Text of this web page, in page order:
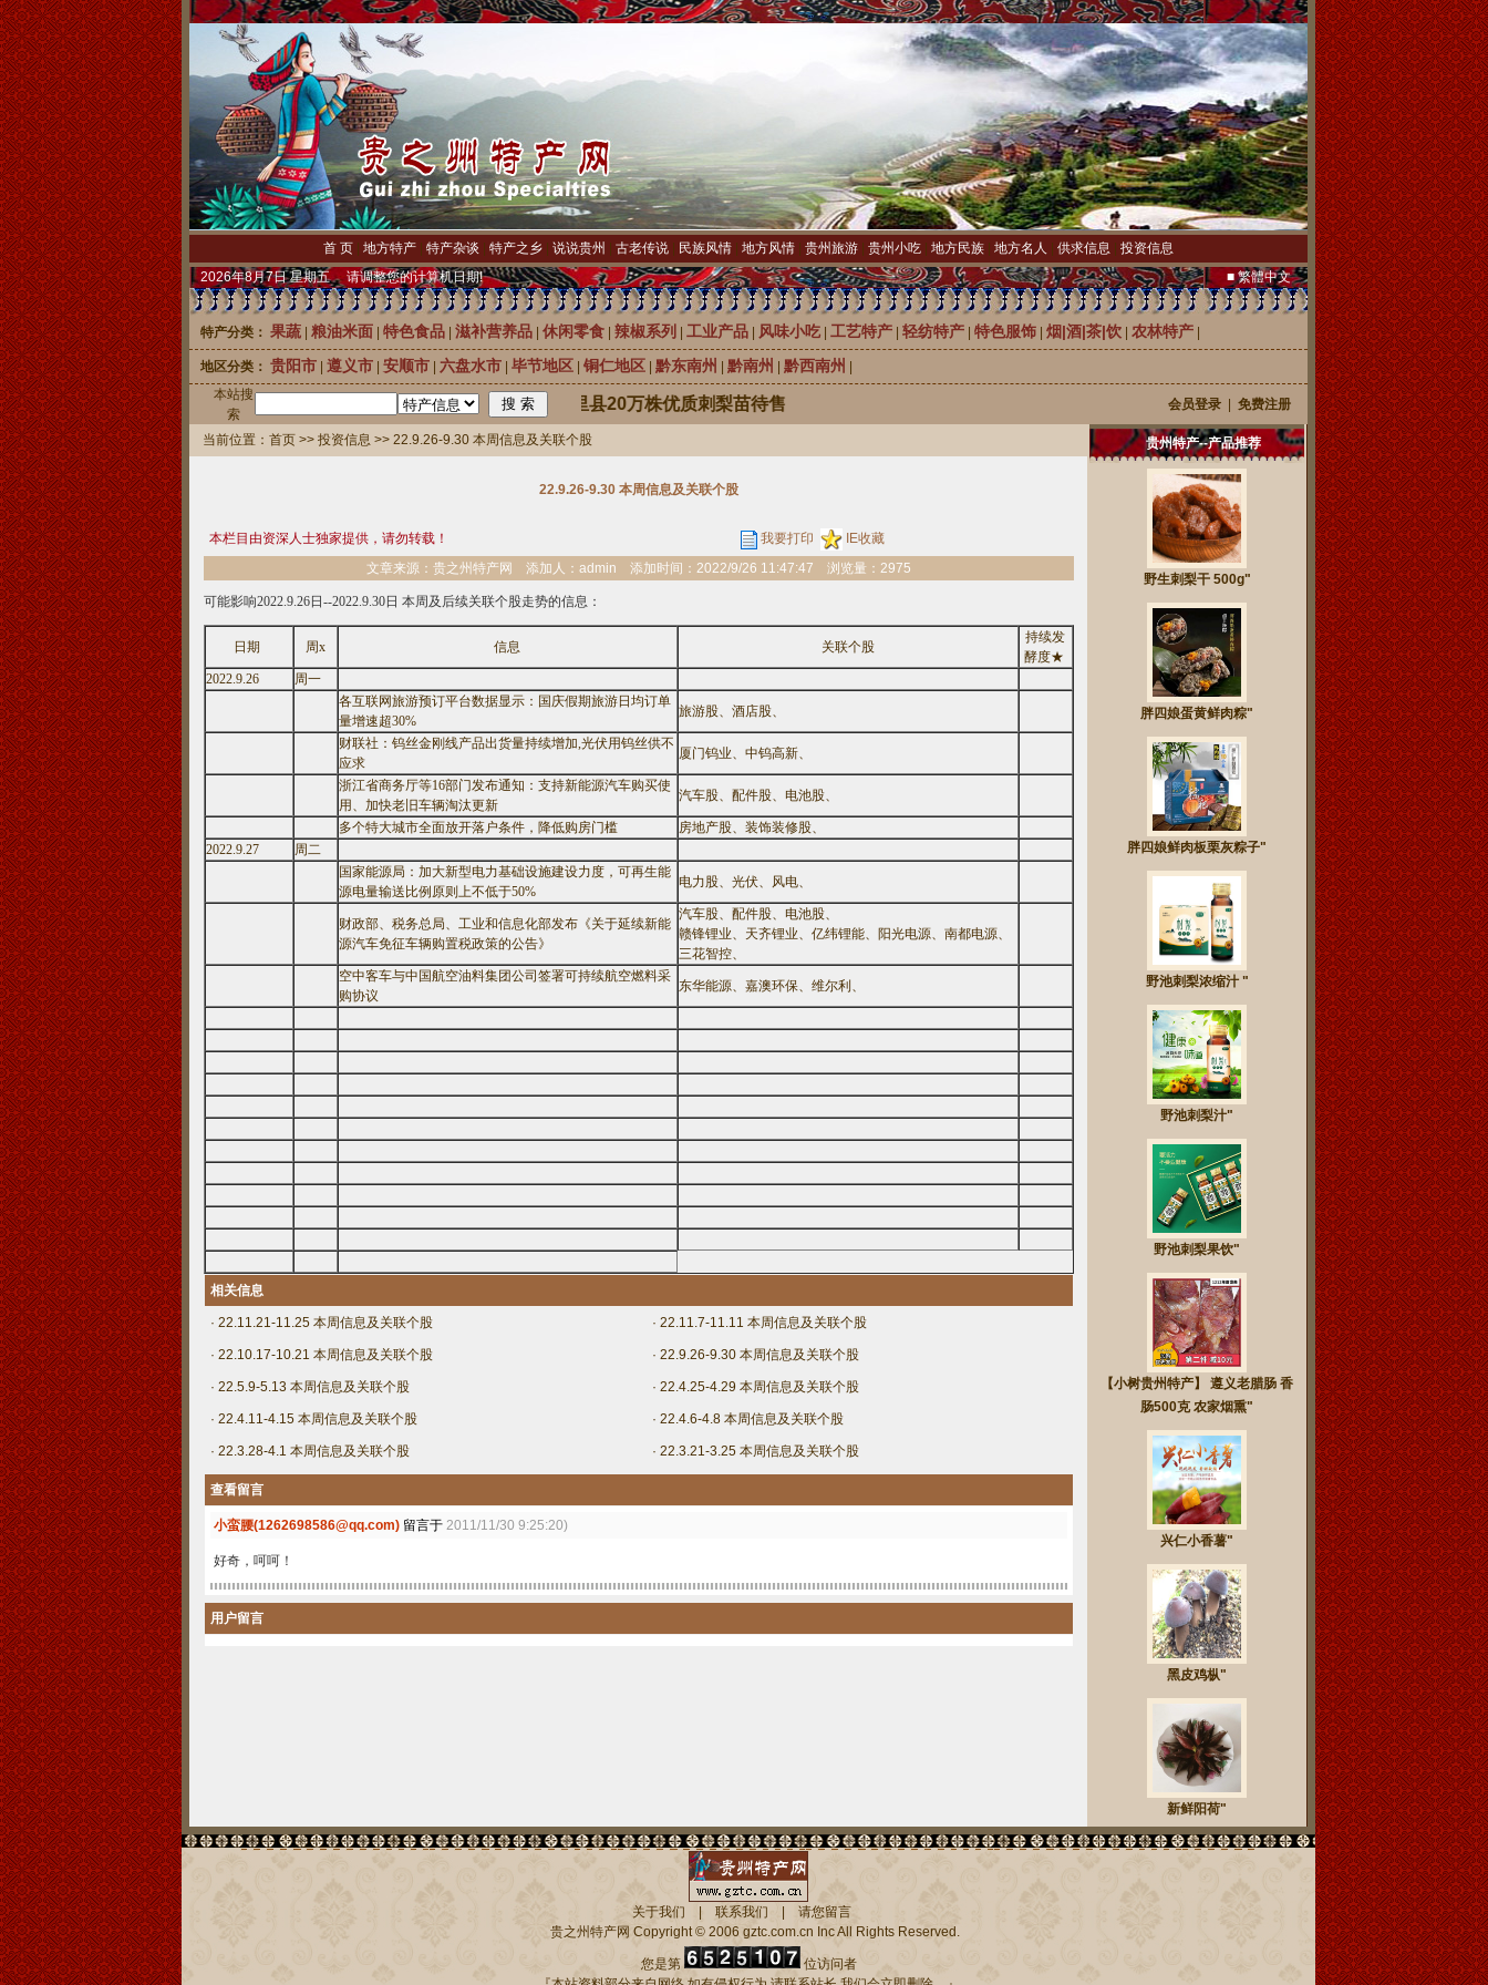
首 页 地方特产 特产杂谈 特产之乡 说说贵州 古老传说 民族风情 地方风情 贵州旅游 贵州小吃 地方民族 地方名人 供求信息
投资信息
2026年8月7日 星期五 请调整您的计算机日期!
■ 繁體中文
特产分类： 果蔬 粮油米面 特色食品 滋补营养品 休闲零食 辣椒系列 工业产品 风味小吃 工艺特产 轻纺特产 特色服饰 烟|酒|茶|饮 农林特产
地区分类： 贵阳市 遵义市 安顺市 六盘水市 毕节地区 铜仁地区 黔东南州 黔南州 黔西南州
本站搜
索
中国刺梨之乡龙里县20万株优质刺梨苗待售 会员登录 免费注册
当前位置： 首页 >> 投资信息 >> 22.9.26-9.30 本周信息及关联个股
22.9.26-9.30 本周信息及关联个股
本栏目由资深人士独家提供，请勿转载！ 我要打印
IE收藏
文章来源：贵之州特产网 添加人：admin 添加时间：2022/9/26 11:47:47 浏览量：2975
可能影响2022.9.26日--2022.9.30日 本周及后续关联个股走势的信息：
日期 周x 信息 关联个股
持续发
酵度★
2022.9.26
周一
各互联网旅游预订平台数据显示：国庆假期旅游日均订单
量增速超30%
旅游股、酒店股、
财联社：钨丝金刚线产品出货量持续增加,光伏用钨丝供不
应求
厦门钨业、中钨高新、
浙江省商务厅等16部门发布通知：支持新能源汽车购买使
用、加快老旧车辆淘汰更新
汽车股、配件股、电池股、
多个特大城市全面放开落户条件，降低购房门槛
房地产股、装饰装修股、
2022.9.27
周二
国家能源局：加大新型电力基础设施建设力度，可再生能
源电量输送比例原则上不低于50%
电力股、光伏、风电、
财政部、税务总局、工业和信息化部发布《关于延续新能
源汽车免征车辆购置税政策的公告》
汽车股、配件股、电池股、
赣锋锂业、天齐锂业、亿纬锂能、阳光电源、南都电源、
三花智控、
空中客车与中国航空油料集团公司签署可持续航空燃料采
购协议
东华能源、嘉澳环保、维尔利、
相关信息
· 22.11.21-11.25 本周信息及关联个股 · 22.11.7-11.11 本周信息及关联个股
· 22.10.17-10.21 本周信息及关联个股 · 22.9.26-9.30 本周信息及关联个股
· 22.5.9-5.13 本周信息及关联个股 · 22.4.25-4.29 本周信息及关联个股
· 22.4.11-4.15 本周信息及关联个股 · 22.4.6-4.8 本周信息及关联个股
· 22.3.28-4.1 本周信息及关联个股 · 22.3.21-3.25 本周信息及关联个股
查看留言
小蛮腰(1262698586@qq.com) 留言于 2011/11/30 9:25:20)
好奇，呵呵！
用户留言
贵州特产--产品推荐
野生刺梨干 500g"
胖四娘蛋黄鲜肉粽"
胖四娘鲜肉板栗灰粽子"
野池刺梨浓缩汁 "
野池刺梨汁"
野池刺梨果饮"
【小树贵州特产】 遵义老腊肠 香
肠500克 农家烟熏"
兴仁小香薯"
黑皮鸡枞"
新鲜阳荷"
关于我们 联系我们
请您留言
贵之州特产网 Copyright © 2006 gztc.com.cn Inc All Rights Reserved.
您是第
位访问者